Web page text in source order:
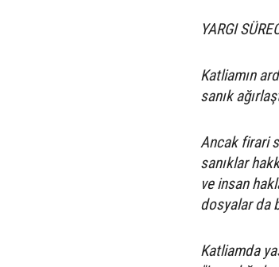
YARGI
Katliamın
sanık
Ancak firari
sanıklar
ve insan
dosyalar da
Katliamda